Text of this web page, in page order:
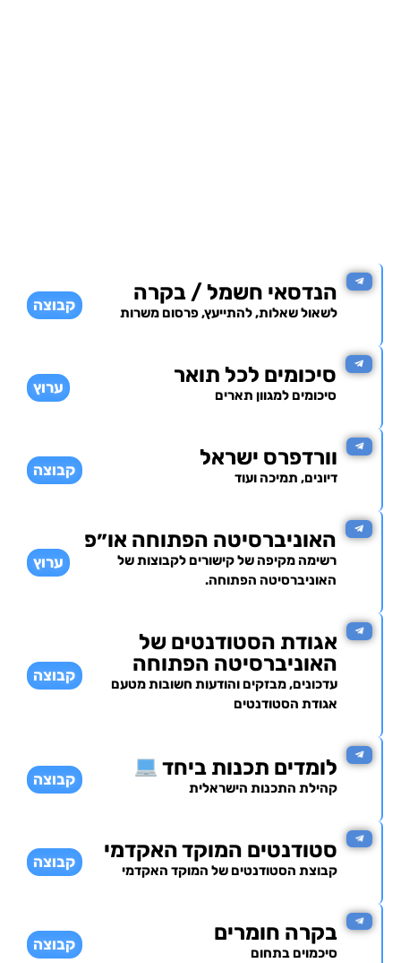
הנדסאי חשמל / בקרה
לשאול שאלות, להתייעץ, פרסום משרות קבוצה
סיכומים לכל תואר
סיכומים למגוון תארים ערוץ
וורדפרס ישראל
דיונים, תמיכה ועוד קבוצה
האוניברסיטה הפתוחה או״פ
רשימה מקיפה של קישורים לקבוצות של
האוניברסיטה הפתוחה.
ערוץ
אגודת הסטודנטים של
האוניברסיטה הפתוחה
עדכונים, מבזקים והודעות חשובות מטעם
אגודת הסטודנטים
קבוצה
לומדים תכנות ביחד
קהילת התכנות הישראלית
קבוצה
סטודנטים המוקד האקדמי
קבוצת הסטודנטים של המוקד האקדמי קבוצה
בקרה חומרים
סיכמוים בתחום קבוצה